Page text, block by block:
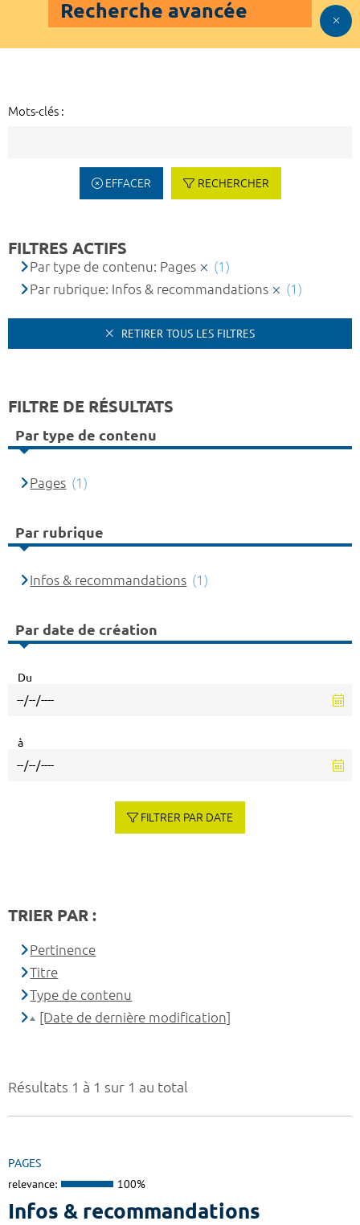
Recherche avancée
Mots-clés :
EFFACER RECHERCHER
Résultats 1 à 1 sur 1 au total
PAGES
relevance: 100%
Infos & recommandations
FILTRES ACTIFS
Par type de contenu: Pages
(1)
Par rubrique: Infos & recommandations
(1)
RETIRER TOUS LES FILTRES
FILTRE DE RÉSULTATS
Par type de contenu
Pages (1)
Par rubrique
Infos & recommandations (1)
Par date de création
Du
à
FILTRER PAR DATE
TRIER PAR :
Pertinence
Titre
Type de contenu
[Date de dernière modification]